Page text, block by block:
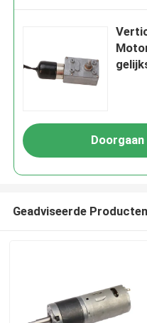
Doorgaan
Geadviseerde Producten